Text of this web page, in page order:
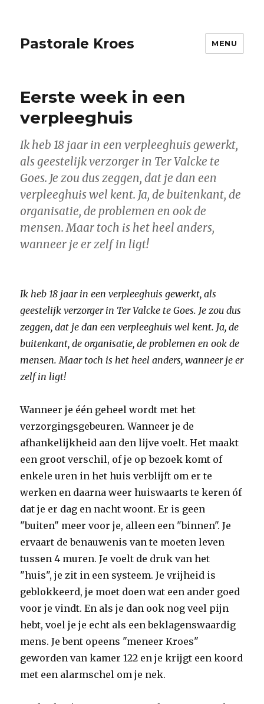
Pastorale Kroes MENU
Eerste week in een
verpleeghuis
Ik heb 18 jaar in een verpleeghuis gewerkt,
als geestelijk verzorger in Ter Valcke te
Goes. Je zou dus zeggen, dat je dan een
verpleeghuis wel kent. Ja, de buitenkant, de
organisatie, de problemen en ook de
mensen. Maar toch is het heel anders,
wanneer je er zelf in ligt!
Ik heb 18 jaar in een verpleeghuis gewerkt, als
geestelijk verzorger in Ter Valcke te Goes. Je zou dus
zeggen, dat je dan een verpleeghuis wel kent. Ja, de
buitenkant, de organisatie, de problemen en ook de
mensen. Maar toch is het heel anders, wanneer je er
zelf in ligt!
Wanneer je één geheel wordt met het
verzorgingsgebeuren. Wanneer je de
afhankelijkheid aan den lijve voelt. Het maakt
een groot verschil, of je op bezoek komt of
enkele uren in het huis verblijft om er te
werken en daarna weer huiswaarts te keren óf
dat je er dag en nacht woont. Er is geen
"buiten" meer voor je, alleen een "binnen". Je
ervaart de benauwenis van te moeten leven
tussen 4 muren. Je voelt de druk van het
"huis", je zit in een systeem. Je vrijheid is
geblokkeerd, je moet doen wat een ander goed
voor je vindt. En als je dan ook nog veel pijn
hebt, voel je je echt als een beklagenswaardig
mens. Je bent opeens "meneer Kroes"
geworden van kamer 122 en je krijgt een koord
met een alarmschel om je nek.